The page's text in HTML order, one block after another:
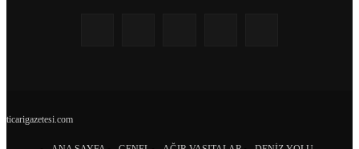
ticarigazetesi.com